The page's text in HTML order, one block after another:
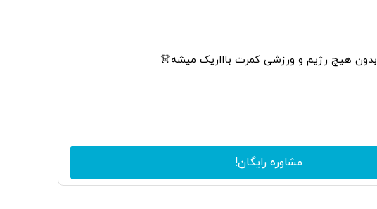
بدون هیچ رژیم و ورزشی کمرت باااریک میشه👗
مشاوره رایگان!